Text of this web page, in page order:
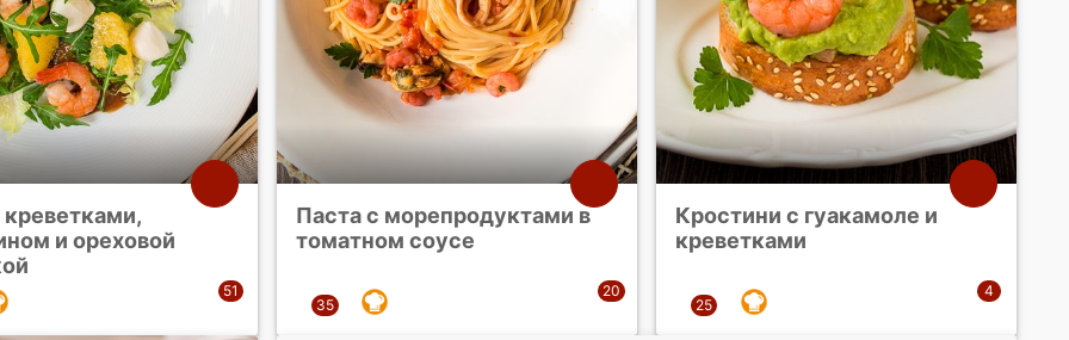
креветками,
и ореховой
Паста с морепродуктами в
томатном соусе
Кростини с гуакамоле и
креветками